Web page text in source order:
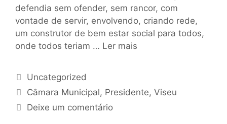
defendia sem ofender, sem rancor, com
vontade de servir, envolvendo, criando rede,
um construtor de bem estar social para todos,
onde todos teriam … Ler mais
Uncategorized
Câmara Municipal, Presidente,Viseu
Deixe um comentário